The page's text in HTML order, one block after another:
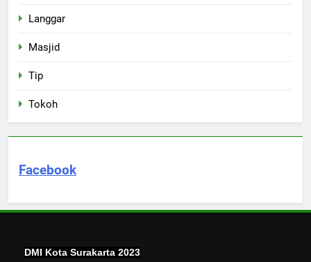
Langgar
Masjid
Tip
Tokoh
Facebook
DMI Kota Surakarta 2023